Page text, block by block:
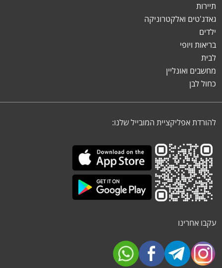
תיירות
גאדג'טים ואלקטרוניקה
ילדים
בריאות ויופי
לבית
מחשבים ואונליין
כחול לבן
להורדת אפליקציית המובייל שלנו:
עקבו אחרינו